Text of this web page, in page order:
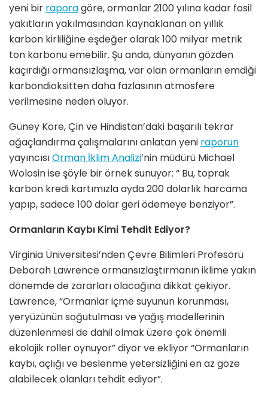
yeni bir raporagöre, ormanlar 2100 yılına kadar fosil
yakıtların yakılmasından kaynaklanan on yıllık
karbon kirliliğine eşdeğer olarak 100 milyar metrik
ton karbonu emebilir. Şu anda, dünyanın gözden
kaçırdığı ormansızlaşma, var olan ormanların emdiği
karbondioksitten daha fazlasının atmosfere
verilmesine neden oluyor.
Güney Kore, Çin ve Hindistan’daki başarılı tekrar
ağaçlandırma çalışmalarını anlatan yeni raporun
yayıncısıOrman İklim Analizi’nin müdürü Michael
Wolosin ise şöyle bir örnek sunuyor: “ Bu, toprak
karbon kredi kartımızla ayda 200 dolarlık harcama
yapıp, sadece 100 dolar geri ödemeye benziyor”.
Ormanların Kaybı Kimi Tehdit Ediyor?
Virginia Üniversitesi’nden Çevre Bilimleri Profesörü
Deborah Lawrence ormansızlaştırmanın iklime yakın
dönemde de zararları olacağına dikkat çekiyor.
Lawrence, “Ormanlar içme suyunun korunması,
yeryüzünün soğutulması ve yağış modellerinin
düzenlenmesi de dahil olmak üzere çok önemli
ekolojik roller oynuyor” diyor ve ekliyor “Ormanların
kaybı, açlığı ve beslenme yetersizliğini en az göze
alabilecek olanları tehdit ediyor”.